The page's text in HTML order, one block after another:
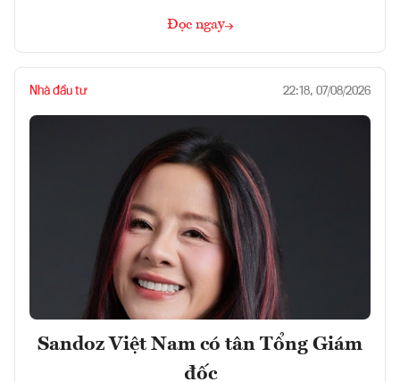
Đọc ngay
Nhà đầu tư 22:18, 07/08/2026
Sandoz Việt Nam có tân Tổng Giám
đốc